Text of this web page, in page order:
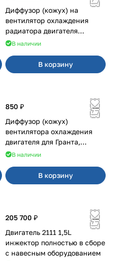
Диффузор (кожух) на
вентилятор охлаждения
радиатора двигателя
Приора 2170 Panasonic
В наличии
В корзину
850 ₽
Диффузор (кожух)
вентилятора охлаждения
двигателя для Гранта,
Калина-2, Датсун нового
В наличии
В корзину
205 700 ₽
Двигатель 2111 1,5L
инжектор полностью в сборе
с навесным оборудованием